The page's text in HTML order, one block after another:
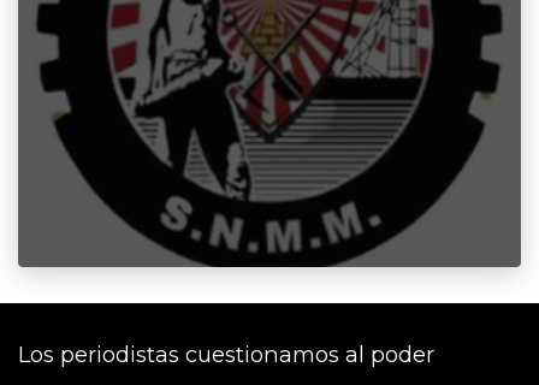
Los periodistas cuestionamos al poder